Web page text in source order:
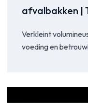
afvalbakken |
Verkleint
voeding en